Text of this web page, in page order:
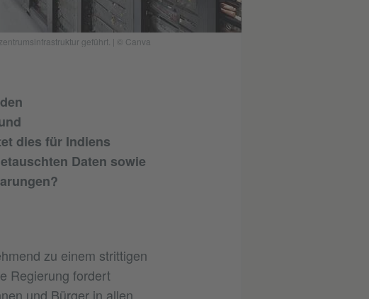
geführt. | © Canva
dies für Indiens
Daten sowie
zu einem strittigen
Regierung fordert
und Bürger in allen